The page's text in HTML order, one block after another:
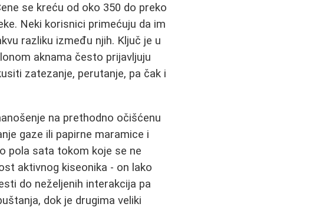
se kreću od oko 350 do preko
Neki korisnici primećuju da im
razliku između njih. Ključ je u
aknama često prijavljuju
zatezanje, perutanje, pa čak i
na prethodno očišćenu
gaze ili papirne maramice i
pola sata tokom koje se ne
aktivnog kiseonika - on lako
do neželjenih interakcija pa
dok je drugima veliki